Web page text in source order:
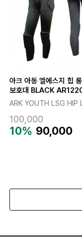
아크 아동 엘에스지 힙 롱
보호대 BLACK
ARK YOUTH LSG HIP
100,000
10% 90,000